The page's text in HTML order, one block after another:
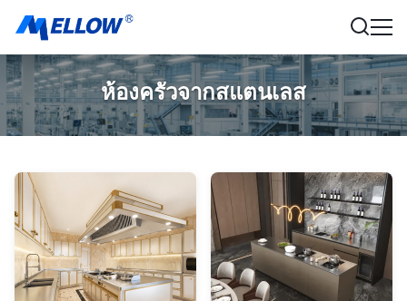
ห้องครัวจากสแตนเลส